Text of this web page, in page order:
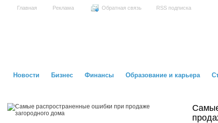
Главная Реклама Обратная связь RSS подписка
Новости Бизнес Финансы Образование и карьера